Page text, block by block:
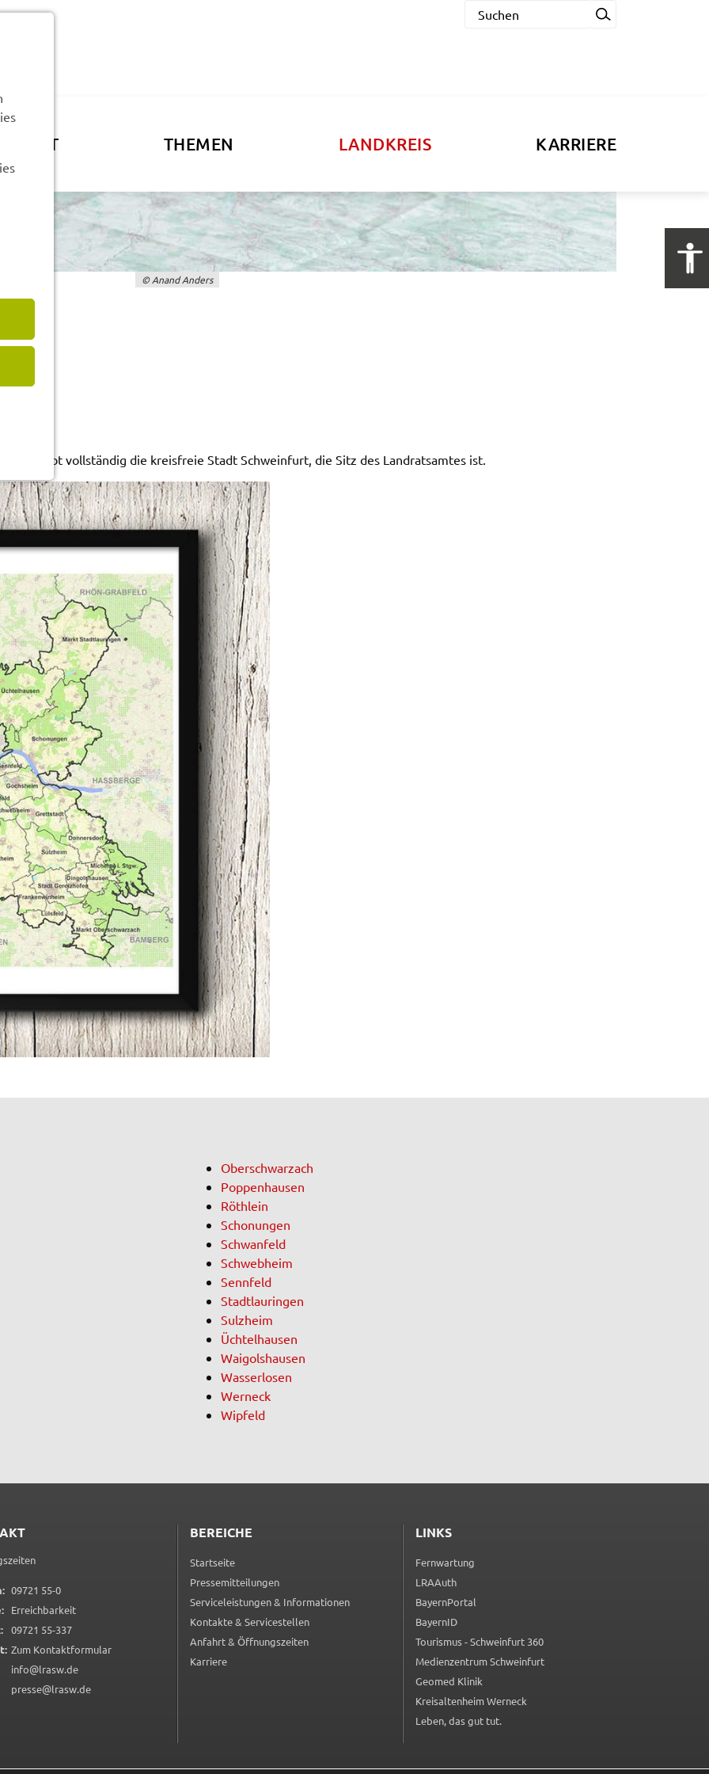
THEMEN LANDKREIS KARRIERE
© Anand Anders
umgibt voll­stän­dig die kreis­freie Stadt Schwein­furt, die Sitz des Land­rats­am­tes ist.
Ober­schwar­zach
Poppen­hau­sen
Röth­lein
Scho­nun­gen
Schwan­feld
Schweb­heim
Senn­feld
Stadt­lau­rin­gen
Sulz­heim
Üchtel­hau­sen
Waigols­hau­sen
Wasser­lo­sen
Werneck
Wipfeld
09721 55-00 9 7 2 1 5 5 0
Erreichbarkeit
09721 55-3370 9 7 2 1 5 5 3 3 7
Zum Kontaktformular(öffnet in neuem Tab)
info@lrasw.de
presse@lrasw.de
BEREICHE
Startseite
Pressemitteilungen
Serviceleistungen & Informationen
Kontakte & Servicestellen
Anfahrt & Öffnungszeiten
Karriere
LINKS
Fernwartung
(externer Link, öffnet in neuem Tab)
LRAAuth
(externer Link, öffnet in neuem Tab)
BayernPortal
(externer Link, öffnet in neuem Tab)
BayernID
(externer Link, öffnet in neuem Tab)
Tourismus - Schweinfurt 360
(externer Link, öffnet in neuem Tab)
Medienzentrum Schweinfurt
(externer Link, öffnet in neuem Tab)
Geomed Klinik
(externer Link, öffnet in neuem Tab)
Kreisaltenheim Werneck
(externer Link, öffnet in neuem Tab)
Leben, das gut tut.
(externer Link, öffnet in neuem Tab)